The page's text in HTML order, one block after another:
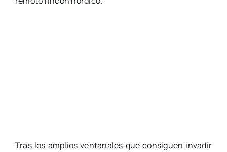
Tras los amplios ventanales que consiguen invadir